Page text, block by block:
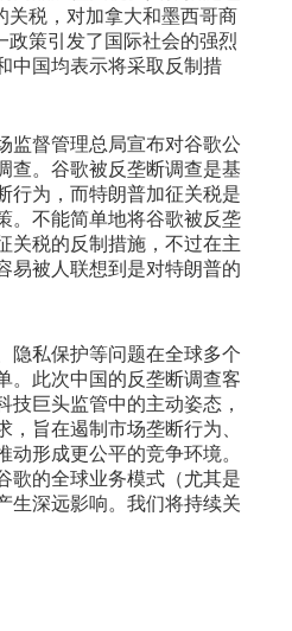
关税，对加拿大和墨西哥商
政策引发了国际社会的强烈
中国均表示将采取反制措
监督管理总局宣布对谷歌公
查。谷歌被反垄断调查是基
行为，而特朗普加征关税是
。不能简单地将谷歌被反垄
关税的反制措施，不过在主
易被人联想到是对特朗普的
隐私保护等问题在全球多个
。此次中国的反垄断调查客
技巨头监管中的主动姿态，
，旨在遏制市场垄断行为、
动形成更公平的竞争环境。
歌的全球业务模式（尤其是
生深远影响。我们将持续关